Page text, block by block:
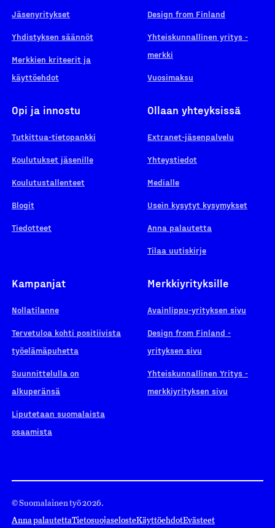
Jäsenyritykset
Yhdistyksen säännöt
Merkkien kriteerit ja
käyttöehdot
Design from Finland
Yhteiskunnallinen yritys -
merkki
Vuosimaksu
Opi ja innostu
Tutkittua-tietopankki
Koulutukset jäsenille
Koulutustallenteet
Blogit
Tiedotteet
Ollaan yhteyksissä
Extranet-jäsenpalvelu
Yhteystiedot
Medialle
Usein kysytyt kysymykset
Anna palautetta
Tilaa uutiskirje
Kampanjat
Nollatilanne
Tervetuloa kohti positiivista
työelämäpuhetta
Suunnittelulla on
alkuperänsä
Liputetaan suomalaista
osaamista
Merkkiyrityksille
Avainlippu-yrityksen sivu
Design from Finland -
yrityksen sivu
Yhteiskunnallinen Yritys -
merkkiyrityksen sivu
© Suomalainen työ 2026.
Anna palautettaTietosuojaselosteKäyttöehdotEvästeet